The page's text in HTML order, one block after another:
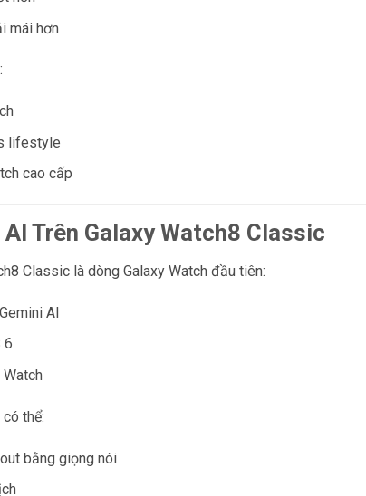
mái hơn
lifestyle
cao cấp
AI Trên Galaxy Watch8 Classic
Classic là dòng Galaxy Watch đầu tiên:
AI
6
thể:
bằng giọng nói